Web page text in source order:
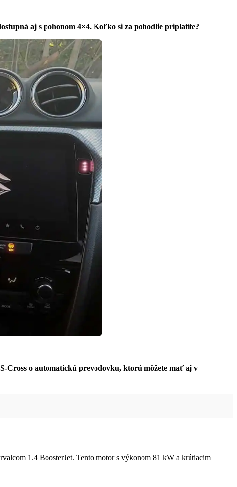
aj s pohonom 4×4. Koľko si za pohodlie priplatíte?
Cross o automatickú prevodovku, ktorú môžete mať aj v
1.4 BoosterJet. Tento motor s výkonom 81 kW a krútiacim